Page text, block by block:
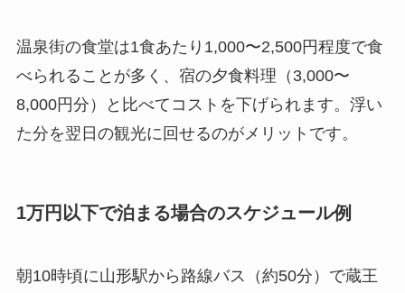
温泉街の食堂は1食あたり1,000〜2,500円程度で食
べられることが多く、宿の夕食料理（3,000〜
8,000円分）と比べてコストを下げられます。浮い
た分を翌日の観光に回せるのがメリットです。
1万円以下で泊まる場合のスケジュール例
朝10時頃に山形駅から路線バス（約50分）で蔵王